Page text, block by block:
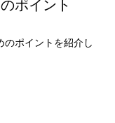
ポイント
のポイントを紹介し